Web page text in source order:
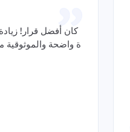
ة واضحة والموثوقية